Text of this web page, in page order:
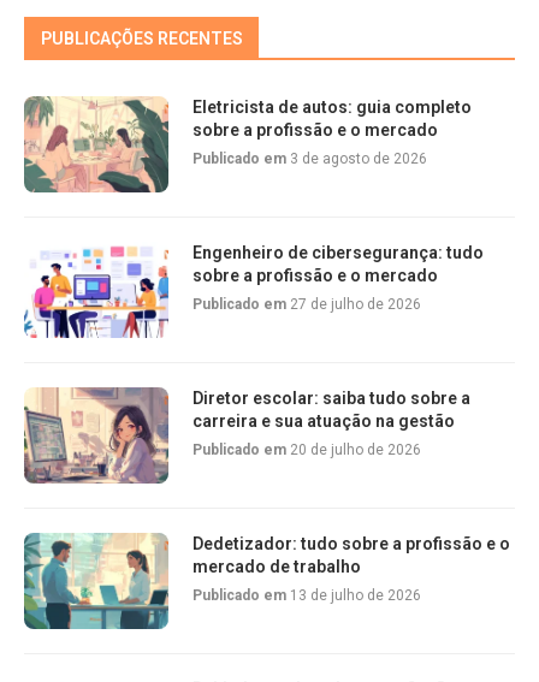
PUBLICAÇÕES RECENTES
Eletricista de autos: guia completo
sobre a profissão e o mercado
Publicado em 3 de agosto de 2026
Engenheiro de cibersegurança: tudo
sobre a profissão e o mercado
Publicado em 27 de julho de 2026
Diretor escolar: saiba tudo sobre a
carreira e sua atuação na gestão
Publicado em 20 de julho de 2026
Dedetizador: tudo sobre a profissão e o
mercado de trabalho
Publicado em 13 de julho de 2026